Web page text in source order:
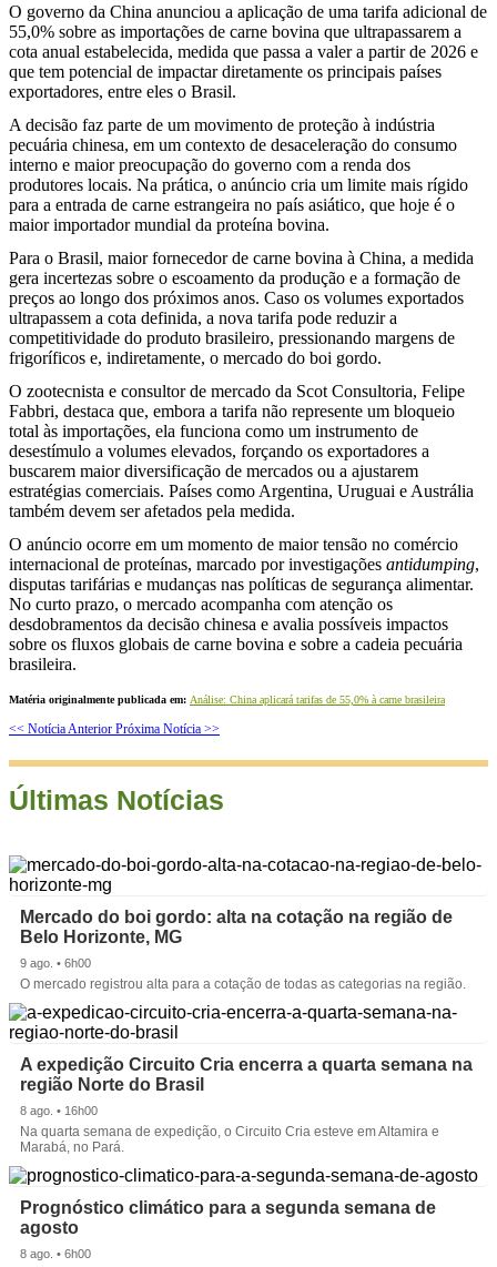
O governo da China anunciou a aplicação de uma tarifa adicional de
55,0% sobre as importações de carne bovina que ultrapassarem a
cota anual estabelecida, medida que passa a valer a partir de 2026 e
que tem potencial de impactar diretamente os principais países
exportadores, entre eles o Brasil.
A decisão faz parte de um movimento de proteção à indústria
pecuária chinesa, em um contexto de desaceleração do consumo
interno e maior preocupação do governo com a renda dos
produtores locais. Na prática, o anúncio cria um limite mais rígido
para a entrada de carne estrangeira no país asiático, que hoje é o
maior importador mundial da proteína bovina.
Para o Brasil, maior fornecedor de carne bovina à China, a medida
gera incertezas sobre o escoamento da produção e a formação de
preços ao longo dos próximos anos. Caso os volumes exportados
ultrapassem a cota definida, a nova tarifa pode reduzir a
competitividade do produto brasileiro, pressionando margens de
frigoríficos e, indiretamente, o mercado do boi gordo.
O zootecnista e consultor de mercado da Scot Consultoria, Felipe
Fabbri, destaca que, embora a tarifa não represente um bloqueio
total às importações, ela funciona como um instrumento de
desestímulo a volumes elevados, forçando os exportadores a
buscarem maior diversificação de mercados ou a ajustarem
estratégias comerciais. Países como Argentina, Uruguai e Austrália
também devem ser afetados pela medida.
O anúncio ocorre em um momento de maior tensão no comércio
internacional de proteínas, marcado por investigações antidumping,
disputas tarifárias e mudanças nas políticas de segurança alimentar.
No curto prazo, o mercado acompanha com atenção os
desdobramentos da decisão chinesa e avalia possíveis impactos
sobre os fluxos globais de carne bovina e sobre a cadeia pecuária
brasileira.
Matéria originalmente publicada em: Análise: China aplicará tarifas de 55,0% à carne brasileira
<< Notícia Anterior Próxima Notícia >>
Últimas Notícias
Mercado do boi gordo: alta na cotação na região de
Belo Horizonte, MG
9 ago. • 6h00
O mercado registrou alta para a cotação de todas as categorias na região.
A expedição Circuito Cria encerra a quarta semana na
região Norte do Brasil
8 ago. • 16h00
Na quarta semana de expedição, o Circuito Cria esteve em Altamira e
Marabá, no Pará.
Prognóstico climático para a segunda semana de
agosto
8 ago. • 6h00